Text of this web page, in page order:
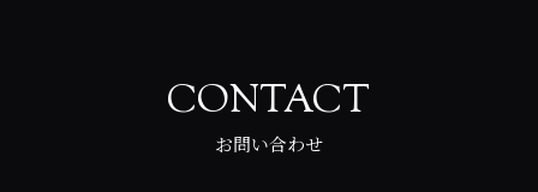
CONTACT
お問い合わせ